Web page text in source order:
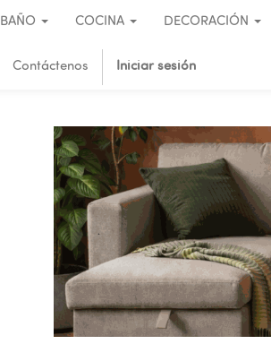
BAÑO COCINA DECORACIÓN
Contáctenos Iniciar sesión
.